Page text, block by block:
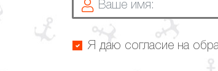
Я даю согласие на